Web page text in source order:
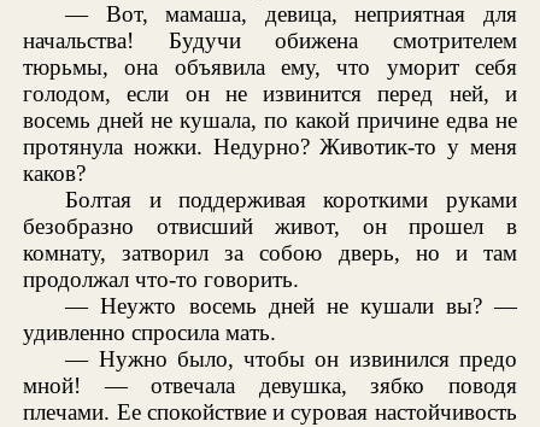
— Вот, мамаша, девица, неприятная для
начальства! Будучи обижена смотрителем
тюрьмы, она объявила ему, что уморит себя
голодом, если он не извинится перед ней, и
восемь дней не кушала, по какой причине едва не
протянула ножки. Недурно? Животик-то у меня
каков?
Болтая и поддерживая короткими руками
безобразно отвисший живот, он прошел в
комнату, затворил за собою дверь, но и там
продолжал что-то говорить.
— Неужто восемь дней не кушали вы? —
удивленно спросила мать.
— Нужно было, чтобы он извинился предо
мной! — отвечала девушка, зябко поводя
плечами. Ее спокойствие и суровая настойчивость